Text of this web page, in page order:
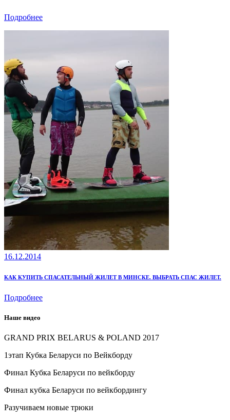
Подробнее
16.12.2014
КАК КУПИТЬ СПАСАТЕЛЬНЫЙ ЖИЛЕТ В МИНСКЕ. ВЫБРАТЬ СПАС ЖИЛЕТ.
Подробнее
Наше видео
GRAND PRIX BELARUS & POLAND 2017
1этап Кубка Беларуси по Вейкборду
Финал Кубка Беларуси по вейкборду
Финал кубка Беларуси по вейкбордингу
Разучиваем новые трюки